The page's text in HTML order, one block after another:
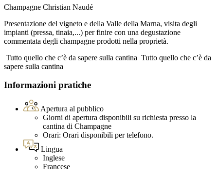
Champagne Christian Naudé
Presentazione del vigneto e della Valle della Marna, visita degli
impianti (pressa, tinaia,...) per finire con una degustazione
commentata degli champagne prodotti nella proprietà.
Tutto quello che c’è da sapere sulla cantina Tutto quello che c’è da
sapere sulla cantina
Informazioni pratiche
Apertura al pubblico
Giorni di apertura disponibili su richiesta presso la
cantina di Champagne
Orari: Orari disponibili per telefono.
Lingua
Inglese
Francese